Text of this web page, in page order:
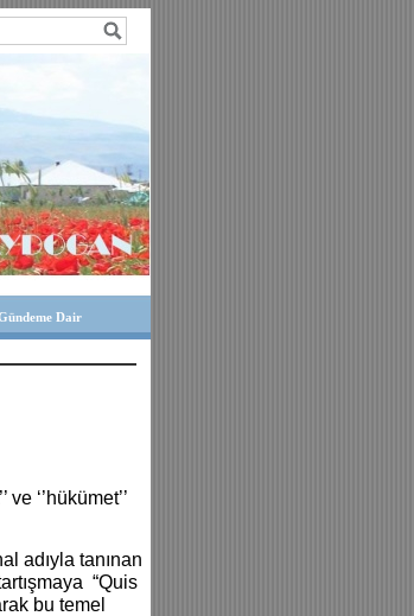
Dair
‘’hükümet’’
adıyla tanınan
“Quis
bu temel